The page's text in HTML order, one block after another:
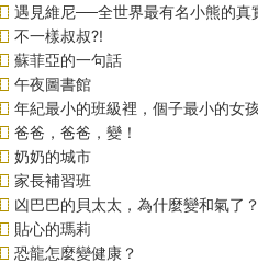
遇見維尼──全世界最有名小熊的真
不一樣叔叔?!
蘇菲亞的一句話
午夜圖書館
年紀最小的班級裡，個子最小的女
爸爸，爸爸，變！
奶奶的城市
家長補習班
凶巴巴的貝太太，為什麼變和氣了
貼心的瑪莉
恐龍怎麼變健康？